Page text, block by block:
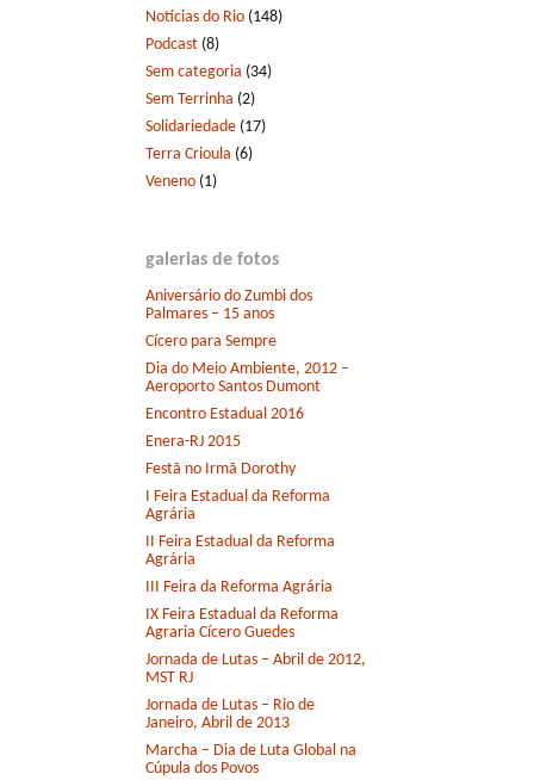
Notícias do Rio (148)
Podcast (8)
Sem categoria (34)
Sem Terrinha (2)
Solidariedade (17)
Terra Crioula (6)
Veneno (1)
galerias de fotos
Aniversário do Zumbi dos
Palmares – 15 anos
Cícero para Sempre
Dia do Meio Ambiente, 2012 –
Aeroporto Santos Dumont
Encontro Estadual 2016
Enera-RJ 2015
Festã no Irmã Dorothy
I Feira Estadual da Reforma
Agrária
II Feira Estadual da Reforma
Agrária
III Feira da Reforma Agrária
IX Feira Estadual da Reforma
Agraria Cícero Guedes
Jornada de Lutas – Abril de 2012,
MST RJ
Jornada de Lutas – Rio de
Janeiro, Abril de 2013
Marcha – Dia de Luta Global na
Cúpula dos Povos